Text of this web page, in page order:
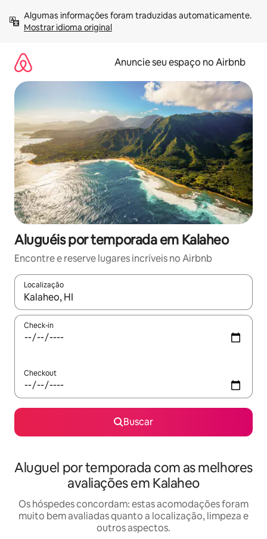
para
Mostrar idioma original
Anuncie seu espaço no Airbnb
Aluguéis por temporada em Kalaheo
Encontre e reserve lugares incríveis no Airbnb
Localização
Quando os resultados estiverem disponíveis, explore-os
Check-in
Checkout
Buscar
Aluguel por temporada com as melhores
avaliações em Kalaheo
Os hóspedes concordam: estas acomodações foram
muito bem avaliadas quanto a localização, limpeza e
outros aspectos.